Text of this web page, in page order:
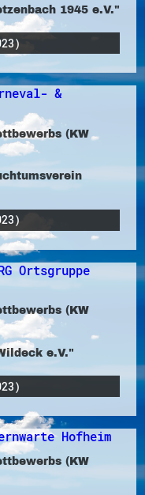
1945 e.V."
(KW
(KW
e.V."
(KW